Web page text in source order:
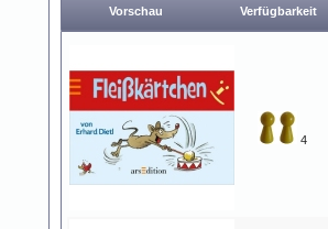
Vorschau Verfügbarkeit
4